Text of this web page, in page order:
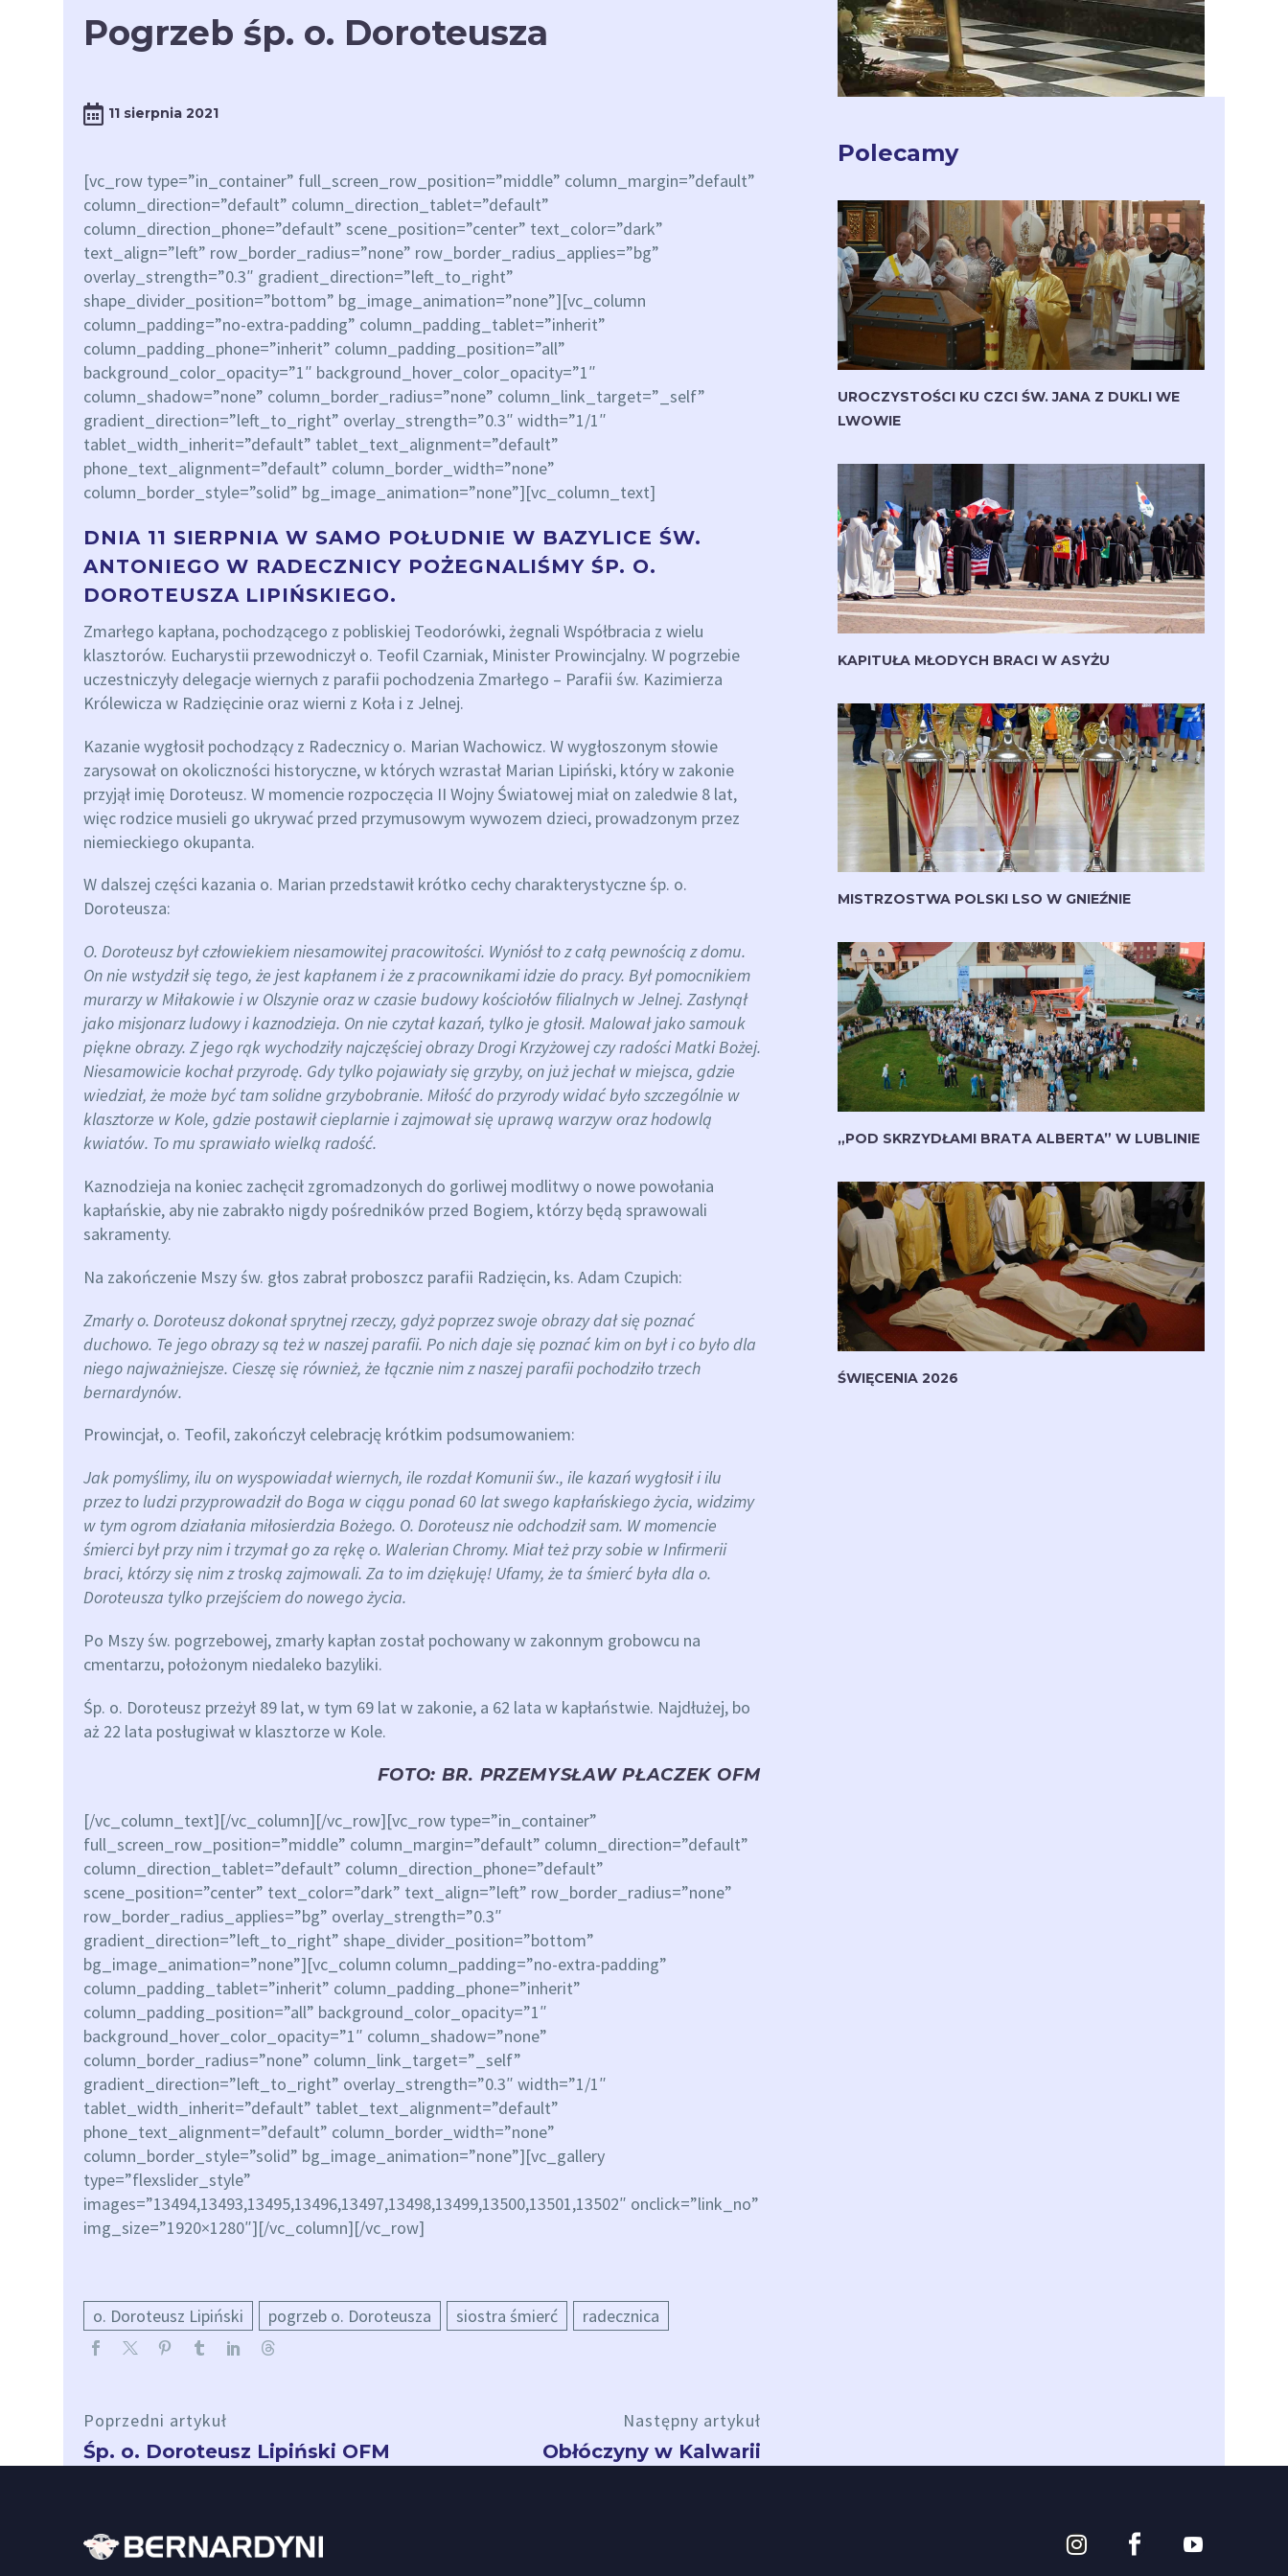
Pogrzeb śp. o. Doroteusza
11 sierpnia 2021
[vc_row type=”in_container” full_screen_row_position=”middle” column_margin=”default”
column_direction=”default” column_direction_tablet=”default”
column_direction_phone=”default” scene_position=”center” text_color=”dark”
text_align=”left” row_border_radius=”none” row_border_radius_applies=”bg”
overlay_strength=”0.3″ gradient_direction=”left_to_right”
shape_divider_position=”bottom” bg_image_animation=”none”][vc_column
column_padding=”no-extra-padding” column_padding_tablet=”inherit”
column_padding_phone=”inherit” column_padding_position=”all”
background_color_opacity=”1″ background_hover_color_opacity=”1″
column_shadow=”none” column_border_radius=”none” column_link_target=”_self”
gradient_direction=”left_to_right” overlay_strength=”0.3″ width=”1/1″
tablet_width_inherit=”default” tablet_text_alignment=”default”
phone_text_alignment=”default” column_border_width=”none”
column_border_style=”solid” bg_image_animation=”none”][vc_column_text]
DNIA 11 SIERPNIA W SAMO POŁUDNIE W BAZYLICE ŚW.
ANTONIEGO W RADECZNICY POŻEGNALIŚMY ŚP. O.
DOROTEUSZA LIPIŃSKIEGO.
Zmarłego kapłana, pochodzącego z pobliskiej Teodorówki, żegnali Współbracia z wielu
klasztorów. Eucharystii przewodniczył o. Teofil Czarniak, Minister Prowincjalny. W pogrzebie
uczestniczyły delegacje wiernych z parafii pochodzenia Zmarłego – Parafii św. Kazimierza
Królewicza w Radzięcinie oraz wierni z Koła i z Jelnej.
Kazanie wygłosił pochodzący z Radecznicy o. Marian Wachowicz. W wygłoszonym słowie
zarysował on okoliczności historyczne, w których wzrastał Marian Lipiński, który w zakonie
przyjął imię Doroteusz. W momencie rozpoczęcia II Wojny Światowej miał on zaledwie 8 lat,
więc rodzice musieli go ukrywać przed przymusowym wywozem dzieci, prowadzonym przez
niemieckiego okupanta.
W dalszej części kazania o. Marian przedstawił krótko cechy charakterystyczne śp. o.
Doroteusza:
O. Doroteusz był człowiekiem niesamowitej pracowitości. Wyniósł to z całą pewnością z domu.
On nie wstydził się tego, że jest kapłanem i że z pracownikami idzie do pracy. Był pomocnikiem
murarzy w Miłakowie i w Olszynie oraz w czasie budowy kościołów filialnych w Jelnej. Zasłynął
jako misjonarz ludowy i kaznodzieja. On nie czytał kazań, tylko je głosił. Malował jako samouk
piękne obrazy. Z jego rąk wychodziły najczęściej obrazy Drogi Krzyżowej czy radości Matki Bożej.
Niesamowicie kochał przyrodę. Gdy tylko pojawiały się grzyby, on już jechał w miejsca, gdzie
wiedział, że może być tam solidne grzybobranie. Miłość do przyrody widać było szczególnie w
klasztorze w Kole, gdzie postawił cieplarnie i zajmował się uprawą warzyw oraz hodowlą
kwiatów. To mu sprawiało wielką radość.
Kaznodzieja na koniec zachęcił zgromadzonych do gorliwej modlitwy o nowe powołania
kapłańskie, aby nie zabrakło nigdy pośredników przed Bogiem, którzy będą sprawowali
sakramenty.
Na zakończenie Mszy św. głos zabrał proboszcz parafii Radzięcin, ks. Adam Czupich:
Zmarły o. Doroteusz dokonał sprytnej rzeczy, gdyż poprzez swoje obrazy dał się poznać
duchowo. Te jego obrazy są też w naszej parafii. Po nich daje się poznać kim on był i co było dla
niego najważniejsze. Cieszę się również, że łącznie nim z naszej parafii pochodziło trzech
bernardynów.
Prowincjał, o. Teofil, zakończył celebrację krótkim podsumowaniem:
Jak pomyślimy, ilu on wyspowiadał wiernych, ile rozdał Komunii św., ile kazań wygłosił i ilu
przez to ludzi przyprowadził do Boga w ciągu ponad 60 lat swego kapłańskiego życia, widzimy
w tym ogrom działania miłosierdzia Bożego. O. Doroteusz nie odchodził sam. W momencie
śmierci był przy nim i trzymał go za rękę o. Walerian Chromy. Miał też przy sobie w Infirmerii
braci, którzy się nim z troską zajmowali. Za to im dziękuję! Ufamy, że ta śmierć była dla o.
Doroteusza tylko przejściem do nowego życia.
Po Mszy św. pogrzebowej, zmarły kapłan został pochowany w zakonnym grobowcu na
cmentarzu, położonym niedaleko bazyliki.
Śp. o. Doroteusz przeżył 89 lat, w tym 69 lat w zakonie, a 62 lata w kapłaństwie. Najdłużej, bo
aż 22 lata posługiwał w klasztorze w Kole.
FOTO: BR. PRZEMYSŁAW PŁACZEK OFM
[/vc_column_text][/vc_column][/vc_row][vc_row type=”in_container”
full_screen_row_position=”middle” column_margin=”default” column_direction=”default”
column_direction_tablet=”default” column_direction_phone=”default”
scene_position=”center” text_color=”dark” text_align=”left” row_border_radius=”none”
row_border_radius_applies=”bg” overlay_strength=”0.3″
gradient_direction=”left_to_right” shape_divider_position=”bottom”
bg_image_animation=”none”][vc_column column_padding=”no-extra-padding”
column_padding_tablet=”inherit” column_padding_phone=”inherit”
column_padding_position=”all” background_color_opacity=”1″
background_hover_color_opacity=”1″ column_shadow=”none”
column_border_radius=”none” column_link_target=”_self”
gradient_direction=”left_to_right” overlay_strength=”0.3″ width=”1/1″
tablet_width_inherit=”default” tablet_text_alignment=”default”
phone_text_alignment=”default” column_border_width=”none”
column_border_style=”solid” bg_image_animation=”none”][vc_gallery
type=”flexslider_style”
images=”13494,13493,13495,13496,13497,13498,13499,13500,13501,13502″ onclick=”link_no”
img_size=”1920×1280″][/vc_column][/vc_row]
o. Doroteusz Lipiński pogrzeb o. Doroteusza siostra śmierć radecznica
Poprzedni artykuł
Śp. o. Doroteusz Lipiński OFM
Następny artykuł
Obłóczyny w Kalwarii
Polecamy
UROCZYSTOŚCI KU CZCI ŚW. JANA Z DUKLI WE
LWOWIE
KAPITUŁA MŁODYCH BRACI W ASYŻU
MISTRZOSTWA POLSKI LSO W GNIEŹNIE
„POD SKRZYDŁAMI BRATA ALBERTA” W LUBLINIE
ŚWIĘCENIA 2026